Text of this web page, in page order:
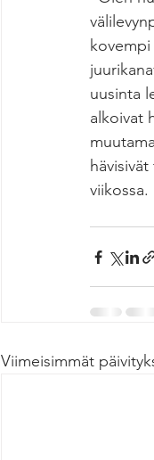
uusinta
alkoivat
Viimeisimmät